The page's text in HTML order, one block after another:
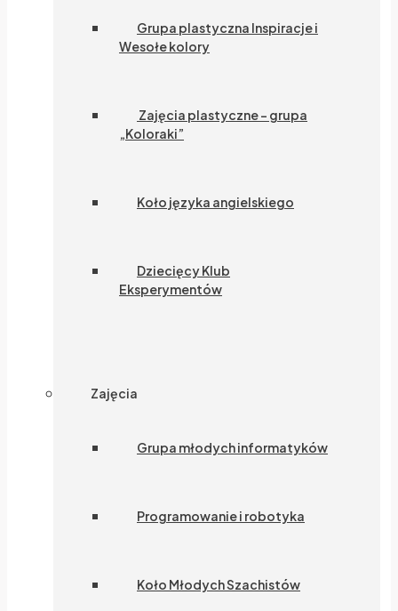
Grupa plastyczna Inspiracje i
Wesołe kolory
Zajęcia plastyczne – grupa
„Koloraki”
Koło języka angielskiego
Dziecięcy Klub
Eksperymentów
Zajęcia
Grupa młodych informatyków
Programowanie i robotyka
Koło Młodych Szachistów